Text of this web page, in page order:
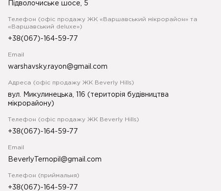
Підволочиське шосе, 5
Телефон (офіс продажу ЖК «Варшавський мікрорайон» та
«Варшавський deluxe»)
+38(067)-164-59-77
Email
warshavsky.rayon@gmail.com
Адреса (офіс продажу ЖК Beverly Hills)
вул. Микулинецька, 116 (територія будівництва
мікрорайону)
Телефон (офіс продажу ЖК Beverly Hills)
+38(067)-164-59-77
Email
BeverlyTernopil@gmail.com
Телефон (приймальня)
+38(067)-164-59-77